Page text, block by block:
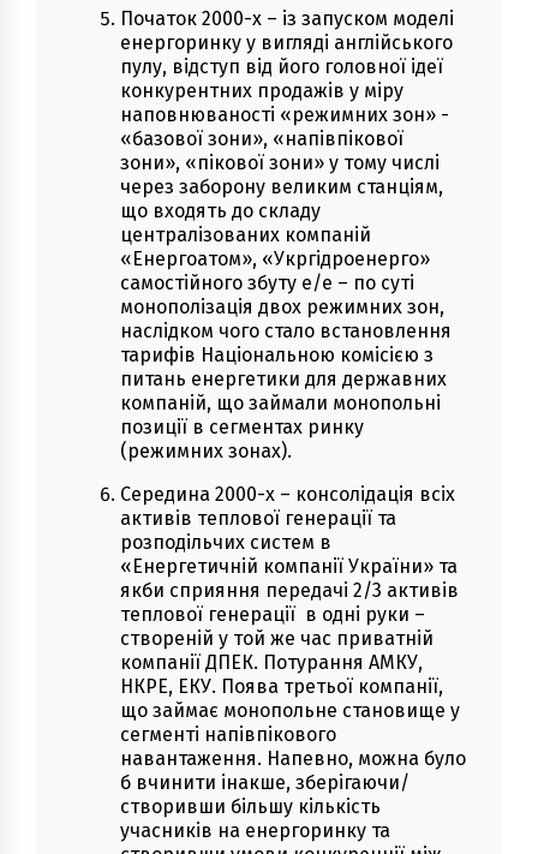
Початок 2000-х – із запуском моделі
енергоринку у вигляді англійського
пулу, відступ від його головної ідеї
конкурентних продажів у міру
наповнюваності «режимних зон» -
«базової зони», «напівпікової
зони», «пікової зони» у тому числі
через заборону великим станціям,
що входять до складу
централізованих компаній
«Енергоатом», «Укргідроенерго»
самостійного збуту е/е – по суті
монополізація двох режимних зон,
наслідком чого стало встановлення
тарифів Національною комісією з
питань енергетики для державних
компаній, що займали монопольні
позиції в сегментах ринку
(режимних зонах).
Середина 2000-х – консолідація всіх
активів теплової генерації та
розподільчих систем в
«Енергетичній компанії України» та
якби сприяння передачі 2/3 активів
теплової генерації в одні руки –
створеній у той же час приватній
компанії ДПЕК. Потурання АМКУ,
НКРЕ, ЕКУ. Поява третьої компанії,
що займає монопольне становище у
сегменті напівпікового
навантаження. Напевно, можна було
б вчинити інакше, зберігаючи/
створивши більшу кількість
учасників на енергоринку та